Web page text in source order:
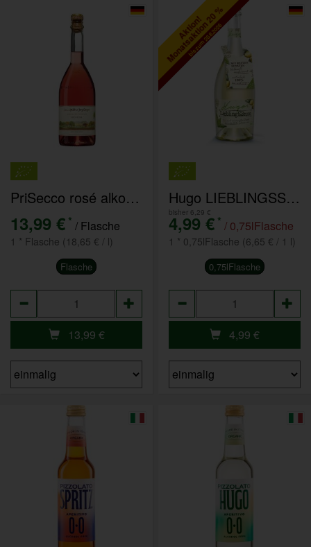
PriSecco rosé alkoholfrei 0,75l
13,99 € * / Flasche
1 * Flasche (18,65 € / l)
Flasche
13,99 €
Aktion!
Monatsaktion 20 %
bis zum 28.8.2026
Hugo LIEBLINGSSECCO
bisher 6,29 €
4,99 € * / 0,75lFlasche
1 * 0,75lFlasche (6,65 € / 1 l)
0,75lFlasche
4,99 €